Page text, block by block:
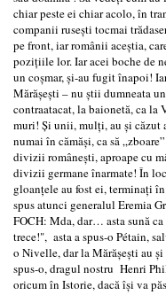
chiar peste ei chiar acolo, în
companii ruseşti tocmai
pe front, iar românii aceştia,
poziţiile lor. Iar acei boche de
un coşmar, şi-au fugit înapoi!
Mărăşeşti – nu ştii dumneata
contraatacat, la baionetă, ca la
muri! Şi unii, mulţi, au şi căzut
numai în cămăşi, ca să
divizii româneşti, aproape cu
divizii germane înarmate! În
gloanţele au fost ei, terminaţi
spus atunci generalul Eremia
FOCH: Mda, dar… asta sună ca
trece!", asta a spus-o Pétain,
o Nivelle, dar la Mărăşeşti au
spus-o, dragul nostru Henri
oricum în Istorie, dacă îşi va